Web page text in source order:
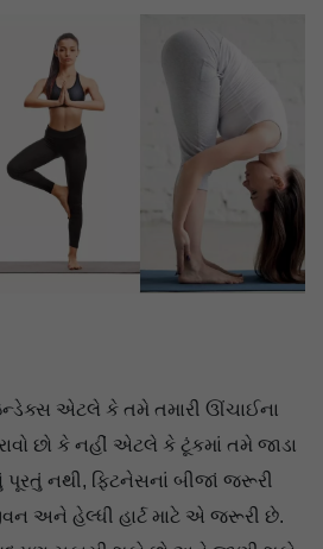
એટલે કે તમે તમારી ઊંચાઈના
છો કે નહીં એટલે કે ટૂંકમાં તમે જાડા
નથી, ફિટનેસનાં બીજાં જરૂરી
અને હેલ્ધી હાર્ટ માટે એ જરૂરી છે.